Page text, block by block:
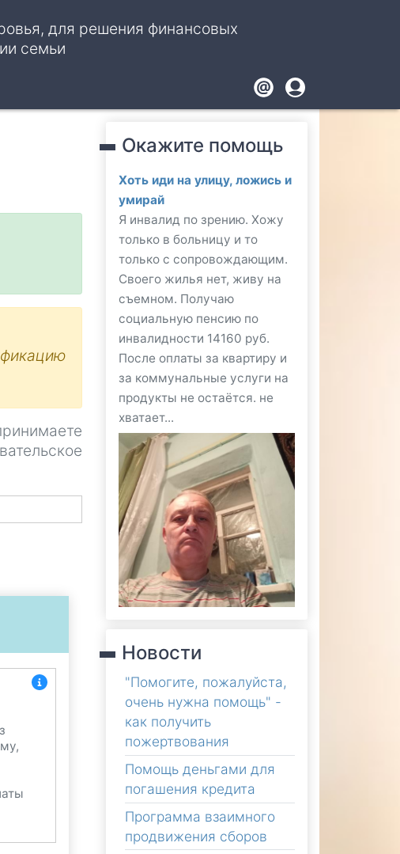
для решения финансовых
семьи
Footer
User
account
menu
Окажите помощь
Хоть иди на улицу, ложись и
умирай
Я инвалид по зрению. Хожу
только в больницу и то
только с сопровождающим.
Своего жилья нет, живу на
съемном. Получаю
социальную пенсию по
инвалидности 14160 руб.
После оплаты за квартиру и
за коммунальные услуги на
продукты не остаётся. не
хватает...
Новости
"Помогите, пожалуйста,
очень нужна помощь" -
как получить
пожертвования
Помощь деньгами для
погашения кредита
Программа взаимного
продвижения сборов